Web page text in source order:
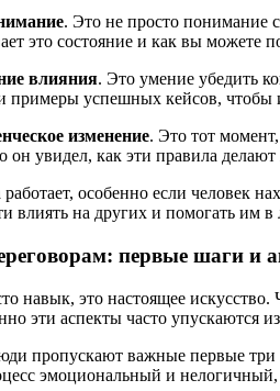
. Это не просто понимание
это состояние и как вы можете
влияния. Это умение убедить
примеры успешных кейсов, чтобы
изменение. Это тот
он увидел, как эти правила делают
особенно если человек
влиять на других и помогать им в
первые шаги и
навык, это настоящее искусство.
эти аспекты часто упускаются
пропускают важные первые
эмоциональный и